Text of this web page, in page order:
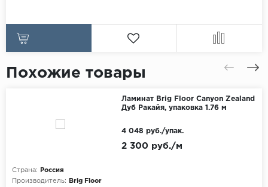
Похожие товары
Ламинат Brig Floor Canyon Zealand
Дуб Ракайя, упаковка 1.76 м
Страна:
Россия
Производитель:
Brig Floor
2 300 руб./м
4 048 руб./упак.